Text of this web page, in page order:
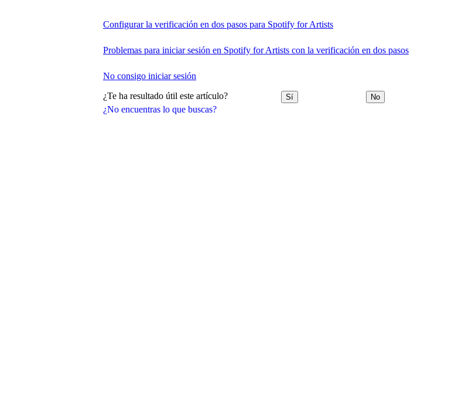
¿No encuentras lo que buscas?
Configurar la verificación en dos pasos para Spotify for Artists
Problemas para iniciar sesión en Spotify for Artists con la verificación en dos pasos
No consigo iniciar sesión
¿Te ha resultado útil este artículo? Sí No